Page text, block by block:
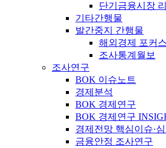
단기금융시장
기타간행물
발간중지 간행물
해외경제 포커스
조사통계월보
조사연구
BOK 이슈노트
경제분석
BOK 경제연구
BOK 경제연구
경제전망 핵심이슈·
금융안정 조사연구